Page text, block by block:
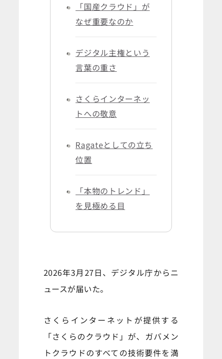
「国産クラウド」が
なぜ重要なのか
デジタル主権という
言葉の重さ
さくらインターネッ
トへの敬意
Ragateとしての立ち
位置
「本物のトレンド」
を見極める目
2026年3月27日、デジタル庁からニ
ュースが届いた。
さくらインターネットが提供する
「さくらのクラウド」が、ガバメン
トクラウドのすべての技術要件を満